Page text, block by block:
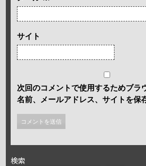
サイト
次回のコメントで使用するためブラ
名前、メールアドレス、サイトを保
検索